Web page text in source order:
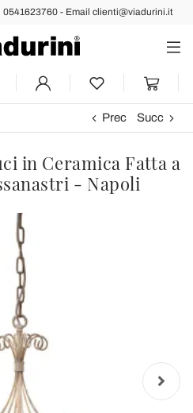
- Email clienti@viadurini.it
Prec Succ
in Ceramica Fatta a
- Napoli